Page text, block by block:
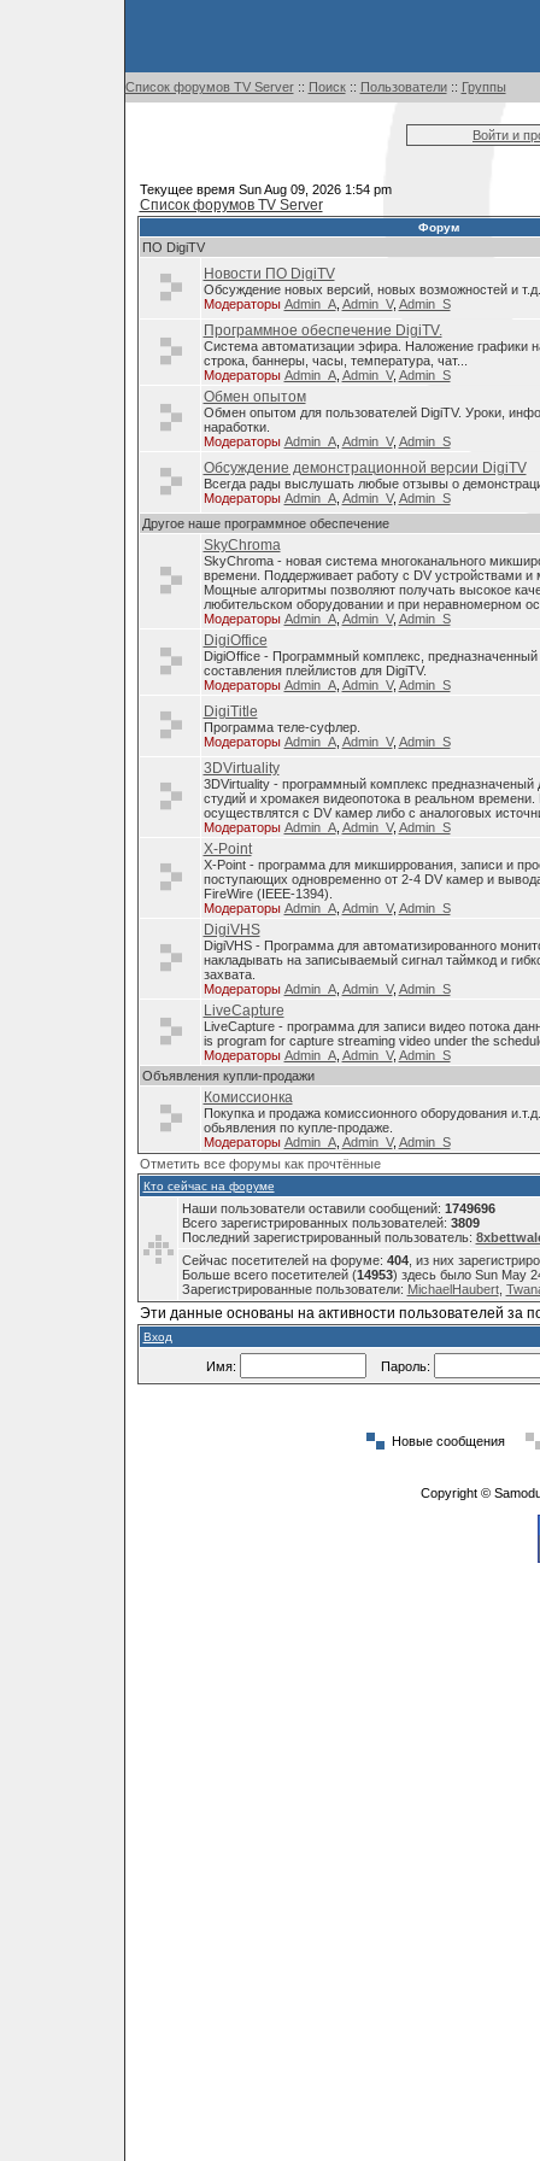
Список форумов TV Server:: Поиск:: Пользователи:: Группы
Войти и
Текущее время Sun Aug 09, 2026 1:54 pm
Список форумов TV Server
Форум
ПО DigiTV
Новости ПО DigiTV
Обсуждение новых версий, новых возможностей и т.д.
Модераторы Admin_A, Admin_V, Admin_S
Программное обеспечение DigiTV.
Система автоматизации эфира. Наложение графики
строка, баннеры, часы, температура, чат...
Модераторы Admin_A, Admin_V, Admin_S
Обмен опытом
Обмен опытом для пользователей DigiTV. Уроки,
наработки.
Модераторы Admin_A, Admin_V, Admin_S
Обсуждение демонстрационной версии DigiTV
Всегда рады выслушать любые отзывы о
Модераторы Admin_A, Admin_V, Admin_S
Другое наше программное обеспечение
SkyChroma
SkyChroma - новая система многоканального
времени. Поддерживает работу с DV устройствами
Мощные алгоритмы позволяют получать высокое
любительском оборудовании и при неравномерном
Модераторы Admin_A, Admin_V, Admin_S
DigiOffice
DigiOffice - Программный комплекс, предназначенный
составления плейлистов для DigiTV.
Модераторы Admin_A, Admin_V, Admin_S
DigiTitle
Программа теле-суфлер.
Модераторы Admin_A, Admin_V, Admin_S
3DVirtuality
3DVirtuality - программный комплекс предназначеный
студий и хромакея видеопотока в реальном
осуществлятся с DV камер либо с аналоговых
Модераторы Admin_A, Admin_V, Admin_S
X-Point
X-Point - программа для микширрования, записи и
поступающих одновременно от 2-4 DV камер и
FireWire (IEEE-1394).
Модераторы Admin_A, Admin_V, Admin_S
DigiVHS
DigiVHS - Программа для автоматизированного
накладывать на записываемый сигнал таймкод и
захвата.
Модераторы Admin_A, Admin_V, Admin_S
LiveCapture
LiveCapture - программа для записи видео потока
is program for capture streaming video under the
Модераторы Admin_A, Admin_V, Admin_S
Объявления купли-продажи
Комиссионка
Покупка и продажа комиссионного оборудования
обьявления по купле-продаже.
Модераторы Admin_A, Admin_V, Admin_S
Отметить все форумы как прочтённые
Кто сейчас на форуме
Наши пользователи оставили сообщений: 1749696
Всего зарегистрированных пользователей: 3809
Последний зарегистрированный пользователь:
Сейчас посетителей на форуме: 404, из них
Больше всего посетителей (14953) здесь было Sun May
Зарегистрированные пользователи: MichaelHaubert,
Эти данные основаны на активности пользователей за
Вход
Имя: Пароль:
Новые сообщения
Copyright ©